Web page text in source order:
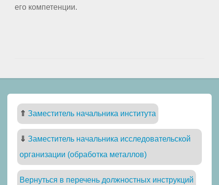
его компетенции.
⇑ Заместитель начальника института
⇓ Заместитель начальника исследовательской
организации (обработка металлов)
Вернуться в перечень должностных инструкций